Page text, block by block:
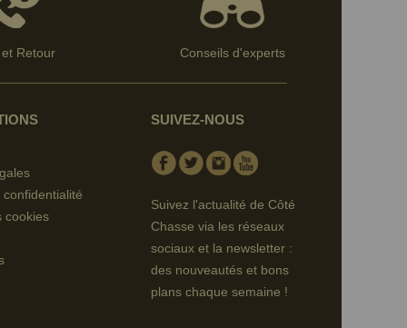
et Retour Conseils d'experts
cookies
SUIVEZ-NOUS
Facebook
TwitterInstagram
Suivez l'actualité de Côté
Chasse via les réseaux
sociaux et la newsletter :
des nouveautés et bons
plans chaque semaine !